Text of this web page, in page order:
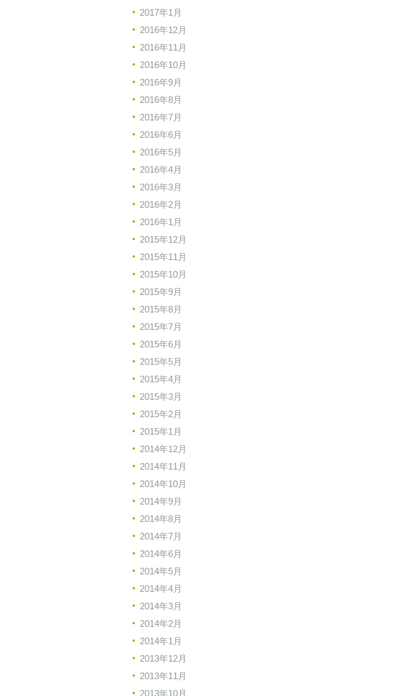
2017年1月
2016年12月
2016年11月
2016年10月
2016年9月
2016年8月
2016年7月
2016年6月
2016年5月
2016年4月
2016年3月
2016年2月
2016年1月
2015年12月
2015年11月
2015年10月
2015年9月
2015年8月
2015年7月
2015年6月
2015年5月
2015年4月
2015年3月
2015年2月
2015年1月
2014年12月
2014年11月
2014年10月
2014年9月
2014年8月
2014年7月
2014年6月
2014年5月
2014年4月
2014年3月
2014年2月
2014年1月
2013年12月
2013年11月
2013年10月